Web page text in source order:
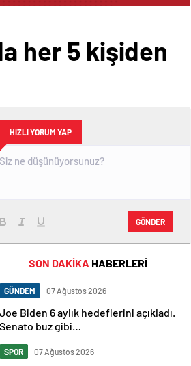
her 5 kişiden
HIZLI YORUM YAP
GÖNDER
SON DAKİKA HABERLERİ
GÜNDEM 07 Ağustos 2026
Joe Biden 6 aylık hedeflerini açıkladı.
Senato buz gibi…
SPOR 07 Ağustos 2026